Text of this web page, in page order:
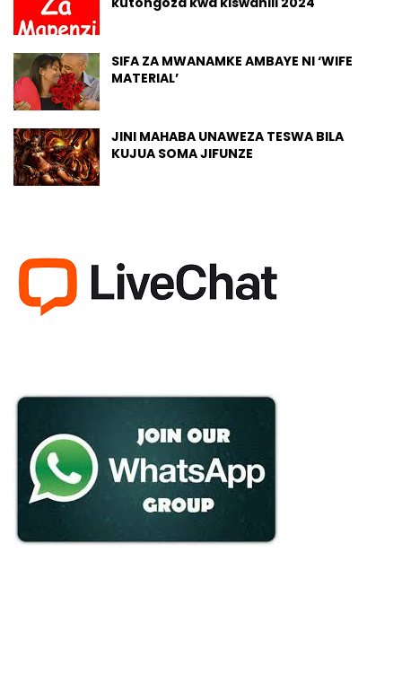
SIFA ZA MWANAMKE AMBAYE NI ‘WIFE
MATERIAL’
JINI MAHABA UNAWEZA TESWA BILA
KUJUA SOMA JIFUNZE